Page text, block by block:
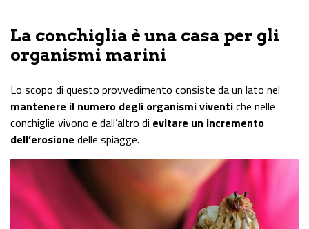
La conchiglia è una casa per gli
organismi marini
Lo scopo di questo provvedimento consiste da un lato nel
mantenere il numero degli organismi viventiche nelle
conchiglie vivono e dall’altro di evitare un incremento
dell’erosione delle spiagge.